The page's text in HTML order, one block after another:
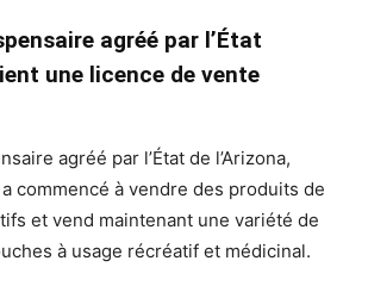
agréé par l’État
une licence de vente
agréé par l’État de l’Arizona,
commencé à vendre des produits de
et vend maintenant une variété de
à usage récréatif et médicinal.